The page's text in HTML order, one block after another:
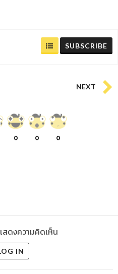
SUBSCRIBE
NEXT
0 0 0
สดงความคิดเห็น
IN